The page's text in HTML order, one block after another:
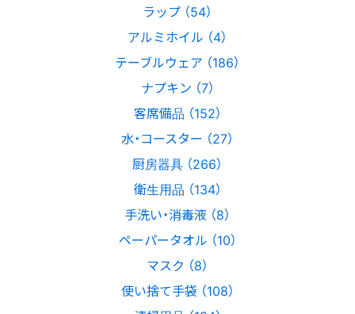
ラップ （54）
アルミホイル （4）
テーブルウェア （186）
ナプキン （7）
客席備品 （152）
水・コースター （27）
厨房器具 （266）
衛生用品 （134）
手洗い・消毒液 （8）
ペーパータオル （10）
マスク （8）
使い捨て手袋 （108）